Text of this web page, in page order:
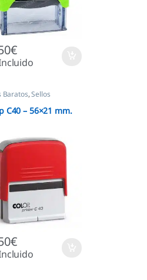
€
Baratos,Sellos
Sellos empresas
C40 – 56×21 mm.
€